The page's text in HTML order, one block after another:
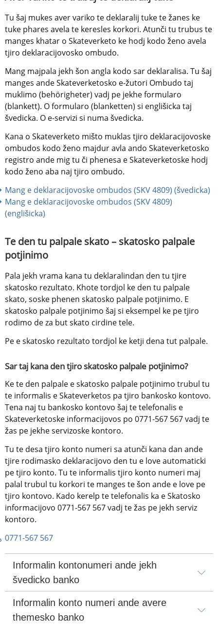
Tu šaj mukes aver variko te deklaralij tuke te žanes ke
tuke phares avela te keresles korkori. Atunči tu trubus te
manges khatar o Skateverketo ke hodj kodo ženo avela
tjiro deklaracijovosko ombudo.
Mang majpala jekh šon angla kodo sar deklaralisa. Tu šaj
manges ande Skateverketosko e-žutori Ombudo taj
muklimo (behörigheter) vadj pe jekhe formularo
(blankett). O formularo (blanketten) si englišicka taj
švedicka. O e-servizi si numa švedicka.
Kana o Skateverketo mišto muklas tjiro deklaracijovoske
ombudos kodo ženo majdur avla ando Skateverketosko
registro ande mig tu či phenesa e Skateverketoske hodj
kodo ženo aba naj tjiro ombudo.
Mang e deklaracijovoske ombudos (SKV 4809) (švedicka)
Mang e deklaracijovoske ombudos (SKV 4809)
(englišicka)
Te den tu palpale skato – skatosko palpale
potjinimo
Pala jekh vrama kana tu deklaralindan den tu tjire
skatosko rezultato. Khote tordjol ke den tu palpale
skato, soske phenen skatosko palpale potjinimo. E
skatosko palpale potjinimo šaj si eksempel ke pe tjiro
rodimo de za but skato cirdine tele.
Pe e skatosko rezultato tordjol ke ketji dena tut palpale.
Sar taj kana den tjiro skatosko palpale potjinimo?
Ke te den palpale e skatosko palpale potjinimo trubul tu
te informalis e Skateverketos pa tjiro bankosko kontovo.
Tena naj tu bankosko kontovo šaj te telefonalis e
Skateverketoske informacijovos po 0771-567 567 vadj te
žas pe jekhe servizoske kontoro.
Tu te desa tjiro konto numeri sa atunči kana dan ande
tjire rodimasko deklaracijovo den tu e love automaticki
pe tjiro konto. Tu te informalis tjiro konto numeri maj
palal trubul tu korkori te manges te šon ande e love pe
tjiro kontovo. Kado kerelp te telefonalis ka e Skatosko
informacijovo 0771-567 567 vadj te žas pe jekh serviz
kontoro.
0771-567 567
Informalin kontonumeri ande jekh
švedicko banko
Informalin konto numeri ande avere
themesko banko